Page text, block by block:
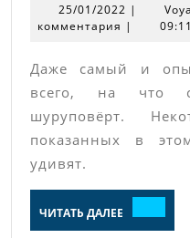
25/01/2022 25/01/2022
|
комментария | 09:11
Даже самый и
всего, на что
шуруповёрт.
показанных в
удивят.
ЧИТАТЬ ДАЛЕЕ ДАЛЕЕ